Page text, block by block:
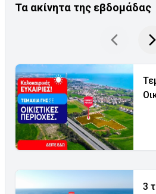
Τα ακίνητα της εβδομάδας
3